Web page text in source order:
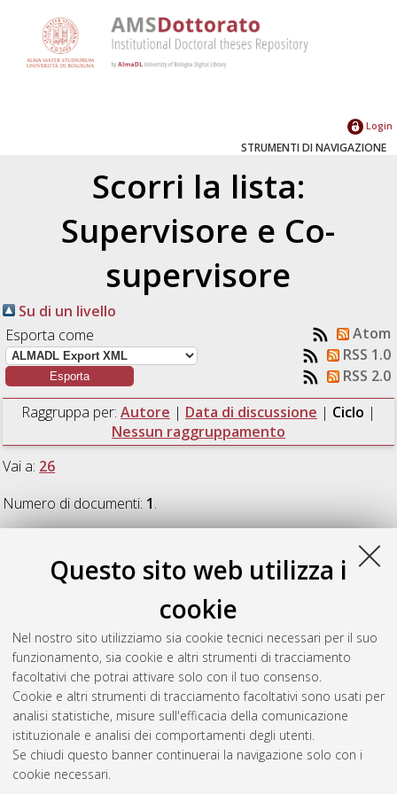
Questo sito web utilizza i
cookie
Nel nostro sito utilizziamo sia cookie tecnici necessari per il suo
funzionamento, sia cookie e altri strumenti di tracciamento
facoltativi che potrai attivare solo con il tuo consenso.
Cookie e altri strumenti di tracciamento facoltativi sono usati per
analisi statistiche, misure sull'efficacia della comunicazione
istituzionale e analisi dei comportamenti degli utenti.
Se chiudi questo banner continuerai la navigazione solo con i
cookie necessari.
Login
STRUMENTI DI NAVIGAZIONE
Scorri la lista:
Supervisore e Co-
supervisore
Su di un livello
Esporta come
Atom
RSS 1.0
RSS 2.0
Raggruppa per: Autore | Data di discussione | Ciclo |
Nessun raggruppamento
Vai a: 26
Numero di documenti: 1.
Unione Europea e sanità
thesis], Alma Mater Studiorum Università di Bologna.
Dottorato di ricerca inDiritto europeo, 26 Ciclo. DOI
10.6092/unibo/amsdottorato/6510.
Questa lista e' stata generata ilSat Aug 8 20:47:45 2026
Atom